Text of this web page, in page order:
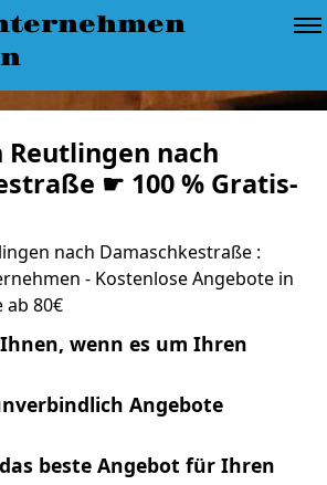
Reutlingen nach
☛ 100 % Gratis-
nach Damaschkestraße :
- Kostenlose Angebote in
ab 80€
wenn es um Ihren
Angebote
beste Angebot für Ihren